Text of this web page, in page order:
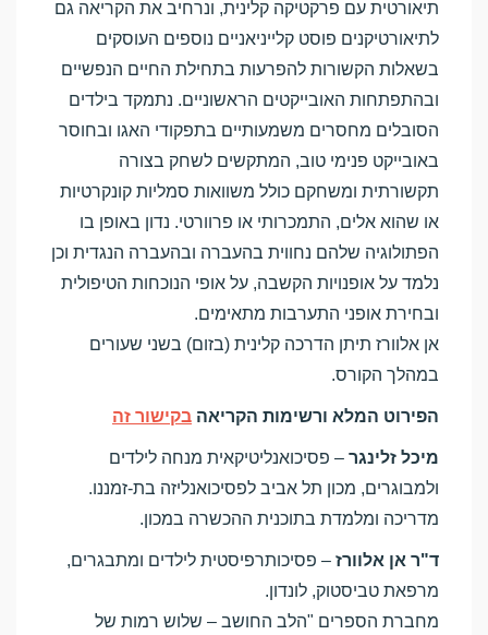
תיאורטית עם פרקטיקה קלינית, ונרחיב את הקריאה גם
לתיאורטיקנים פוסט קלייניאניים נוספים העוסקים
בשאלות הקשורות להפרעות בתחילת החיים הנפשיים
ובהתפתחות האובייקטים הראשוניים. נתמקד בילדים
הסובלים מחסרים משמעותיים בתפקודי האגו ובחוסר
באובייקט פנימי טוב, המתקשים לשחק בצורה
תקשורתית ומשחקם כולל משוואות סמליות קונקרטיות
או שהוא אלים, התמכרותי או פרוורטי. נדון באופן בו
הפתולוגיה שלהם נחווית בהעברה ובהעברה הנגדית וכן
נלמד על אופנויות הקשבה, על אופי הנוכחות הטיפולית
ובחירת אופני התערבות מתאימים.
אן אלוורז תיתן הדרכה קלינית (בזום) בשני שעורים
במהלך הקורס.
הפירוט המלא ורשימות הקריאה בקישור זה
מיכל זלינגר – פסיכואנליטיקאית מנחה לילדים
ולמבוגרים, מכון תל אביב לפסיכואנליזה בת-זמננו.
מדריכה ומלמדת בתוכנית ההכשרה במכון.
ד"ר אן אלוורז – פסיכותרפיסטית לילדים ומתבגרים,
מרפאת טביסטוק, לונדון.
מחברת הספרים "הלב החושב – שלוש רמות של